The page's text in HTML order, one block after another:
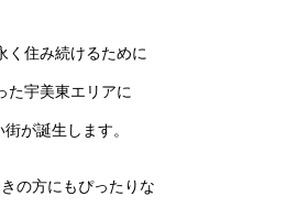
く住み続けるために
た宇美東エリアに
が誕生します。
の方にもぴったりな